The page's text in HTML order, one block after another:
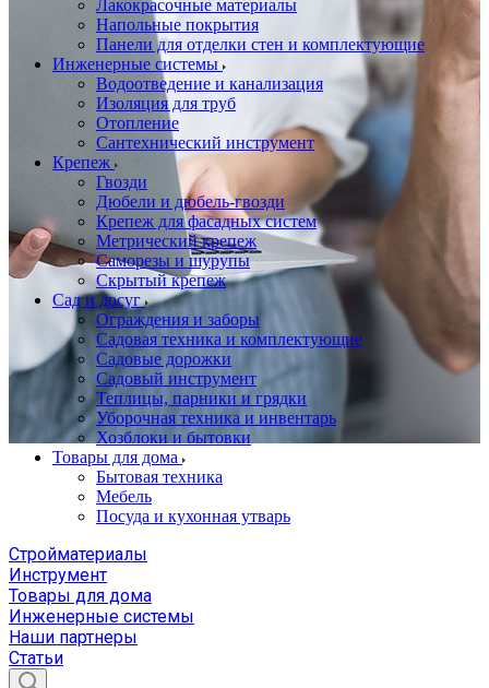
Лакокрасочные материалы
Напольные покрытия
Панели для отделки стен и комплектующие
Инженерные системы
Водоотведение и канализация
Изоляция для труб
Отопление
Сантехнический инструмент
Крепеж
Гвозди
Дюбели и дюбель-гвозди
Крепеж для фасадных систем
Метрический крепеж
Саморезы и шурупы
Скрытый крепеж
Сад и досуг
Ограждения и заборы
Садовая техника и комплектующие
Садовые дорожки
Садовый инструмент
Теплицы, парники и грядки
Уборочная техника и инвентарь
Хозблоки и бытовки
Товары для дома
Бытовая техника
Мебель
Посуда и кухонная утварь
Стройматериалы
Инструмент
Товары для дома
Инженерные системы
Наши партнеры
Статьи